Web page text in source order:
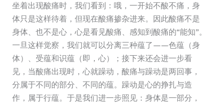
坐着出现酸痛时，我们看到：哦，一开始不酸不痛，身
体只是这样待着，但现在酸痛掺杂进来。因此酸痛不是
身体、也不是心，心是看见酸痛、感知到酸痛的“能知”。
一旦这样觉察，我们就可以分离三种蕴了——色蕴（身
体）、受蕴和识蕴（即，心）；接下来还会进一步看
见，当酸痛出现时，心就躁动，酸痛与躁动是两回事，
分属于不同的部分、不同的蕴。躁动是心的挣扎与造
作，属于行蕴。于是我们进一步照见：身体是一部分，